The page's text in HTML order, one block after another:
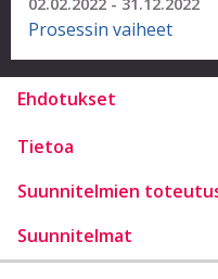
Prosessin vaiheet
Ehdotukset
Tietoa
Suunnitelmien
Suunnitelmat